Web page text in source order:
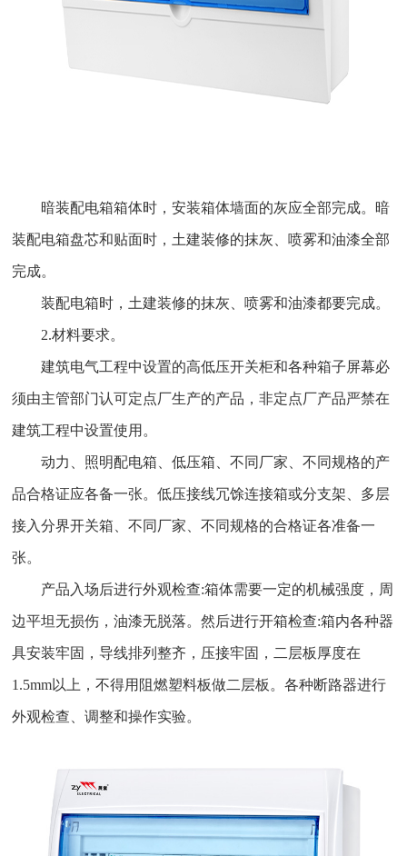
暗装配电箱箱体时，安装箱体墙面的灰应全部完成。暗
装配电箱盘芯和贴面时，土建装修的抹灰、喷雾和油漆全部
完成。
装配电箱时，土建装修的抹灰、喷雾和油漆都要完成。
2.材料要求。
建筑电气工程中设置的高低压开关柜和各种箱子屏幕必
须由主管部门认可定点厂生产的产品，非定点厂产品严禁在
建筑工程中设置使用。
动力、照明配电箱、低压箱、不同厂家、不同规格的产
品合格证应各备一张。低压接线冗馀连接箱或分支架、多层
接入分界开关箱、不同厂家、不同规格的合格证各准备一
张。
产品入场后进行外观检查:箱体需要一定的机械强度，周
边平坦无损伤，油漆无脱落。然后进行开箱检查:箱内各种器
具安装牢固，导线排列整齐，压接牢固，二层板厚度在
1.5mm以上，不得用阻燃塑料板做二层板。各种断路器进行
外观检查、调整和操作实验。